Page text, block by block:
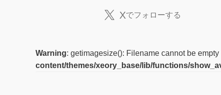
Xでフォローする
Warning: getimagesize(): Filename cannot be
content/themes/xeory_base/lib/functions/